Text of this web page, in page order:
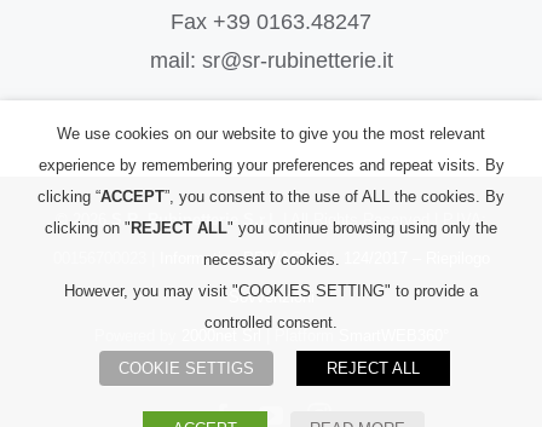
Fax +39 0163.48247
mail: sr@sr-rubinetterie.it
© 2026 S.R. Rubinetterie S.r.l. | All Rights Reserved | P.IVA:
Informativa PRIVACY|L. 124/2017 – Riepilogo
Sovvenzioni
Facebook
We use cookies on our website to give you the most relevant
experience by remembering your preferences and repeat visits. By
clicking “ACCEPT”, you consent to the use of ALL the cookies. By
clicking on " REJECT ALL" you continue browsing using only the
necessary cookies.
However, you may visit "COOKIES SETTING" to provide a
controlled consent.
COOKIE SETTIGS REJECT ALL